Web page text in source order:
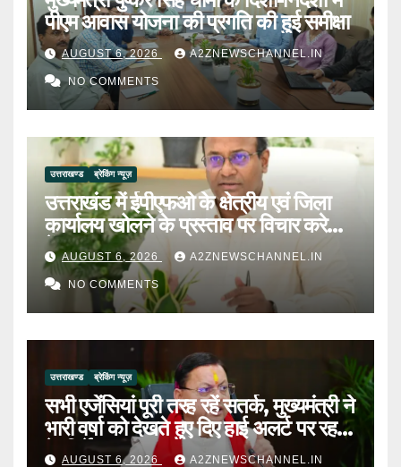
पीएम आवास योजना की प्रगति की हुई समीक्षा
AUGUST 6, 2026 A2ZNEWSCHANNEL.IN
NO COMMENTS
उत्तराखण्ड ब्रेकिंग न्यूज़
उत्तराखंड में ईपीएफओ के क्षेत्रीय एवं जिला
कार्यालय खोलने के प्रस्ताव पर विचार करेगी
केंद्र सरकार
AUGUST 6, 2026 A2ZNEWSCHANNEL.IN
NO COMMENTS
उत्तराखण्ड ब्रेकिंग न्यूज़
सभी एजेंसियां पूरी तरह रहें सतर्क, मुख्यमंत्री ने
भारी वर्षा को देखते हुए दिए हाई अलर्ट पर रहने
के निर्देश
AUGUST 6, 2026 A2ZNEWSCHANNEL.IN